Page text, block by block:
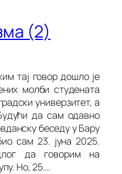
(2)
тај говор дошло је
молби студената
универзитет, а
да сам одавно
беседу у Бару
сам 23. јуна 2025.
да говорим на
Но, 25.…